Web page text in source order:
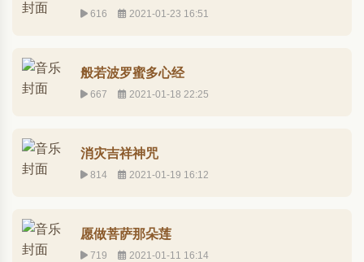
616 2021-01-23 16:51
般若波罗蜜多心经
667 2021-01-18 22:25
消灾吉祥神咒
814 2021-01-19 16:12
愿做菩萨那朵莲
719 2021-01-11 16:14